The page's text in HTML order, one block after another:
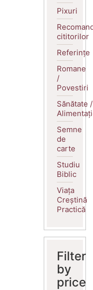
Pixuri
cititorilor
Referințe
Romane
/
Povestiri
Sănătate /
Semne
de
carte
Studiu
Biblic
Viața
Creștină
Practică
Filter
by
price